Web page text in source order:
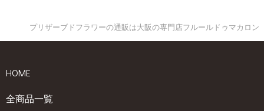
プリザーブドフラワーの通販は大阪の専門店フルールドゥマカロン
HOME
全商品一覧